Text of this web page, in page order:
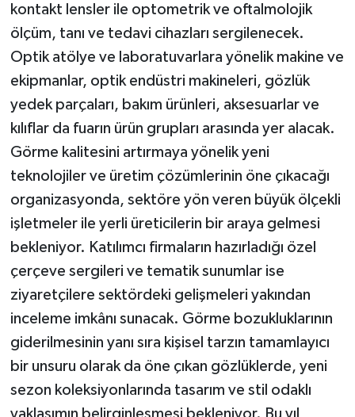
kontakt lensler ile optometrik ve oftalmolojik
ölçüm, tanı ve tedavi cihazları sergilenecek.
Optik atölye ve laboratuvarlara yönelik makine ve
ekipmanlar, optik endüstri makineleri, gözlük
yedek parçaları, bakım ürünleri, aksesuarlar ve
kılıflar da fuarın ürün grupları arasında yer alacak.
Görme kalitesini artırmaya yönelik yeni
teknolojiler ve üretim çözümlerinin öne çıkacağı
organizasyonda, sektöre yön veren büyük ölçekli
işletmeler ile yerli üreticilerin bir araya gelmesi
bekleniyor. Katılımcı firmaların hazırladığı özel
çerçeve sergileri ve tematik sunumlar ise
ziyaretçilere sektördeki gelişmeleri yakından
inceleme imkânı sunacak. Görme bozukluklarının
giderilmesinin yanı sıra kişisel tarzın tamamlayıcı
bir unsuru olarak da öne çıkan gözlüklerde, yeni
sezon koleksiyonlarında tasarım ve stil odaklı